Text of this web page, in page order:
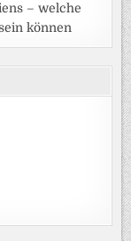
– welche
können